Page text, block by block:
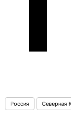
Россия Северная